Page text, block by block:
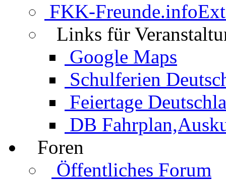
FKK-Freunde.info
Links für
Google Maps
Schulferien
Feiertage
DB
Foren
Öffentliches Forum